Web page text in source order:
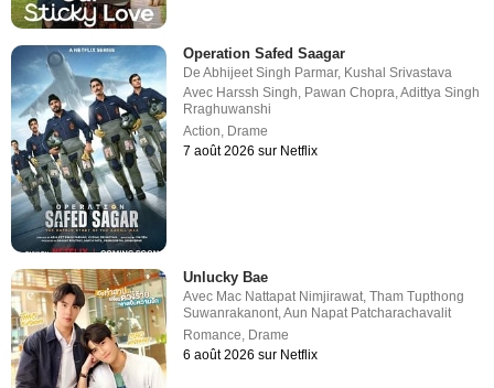
Operation Safed Saagar
DeAbhijeet Singh Parmar, Kushal Srivastava
Avec Harssh Singh Pawan Chopra ,Adittya Singh
Rraghuwanshi
Action Drame
7 août 2026 sur Netflix
Unlucky Bae
Avec Mac Nattapat Nimjirawat,Tham Tupthong
Suwanrakanont,Aun Napat Patcharachavalit
Romance, Drame
6 août 2026 sur Netflix